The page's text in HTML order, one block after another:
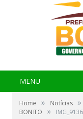
MENU
Home » Notícias »
BONITO
» IMG_9136